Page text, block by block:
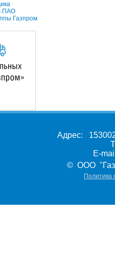
ПАО
Газпром
Адрес:
E-
© ООО
Политика